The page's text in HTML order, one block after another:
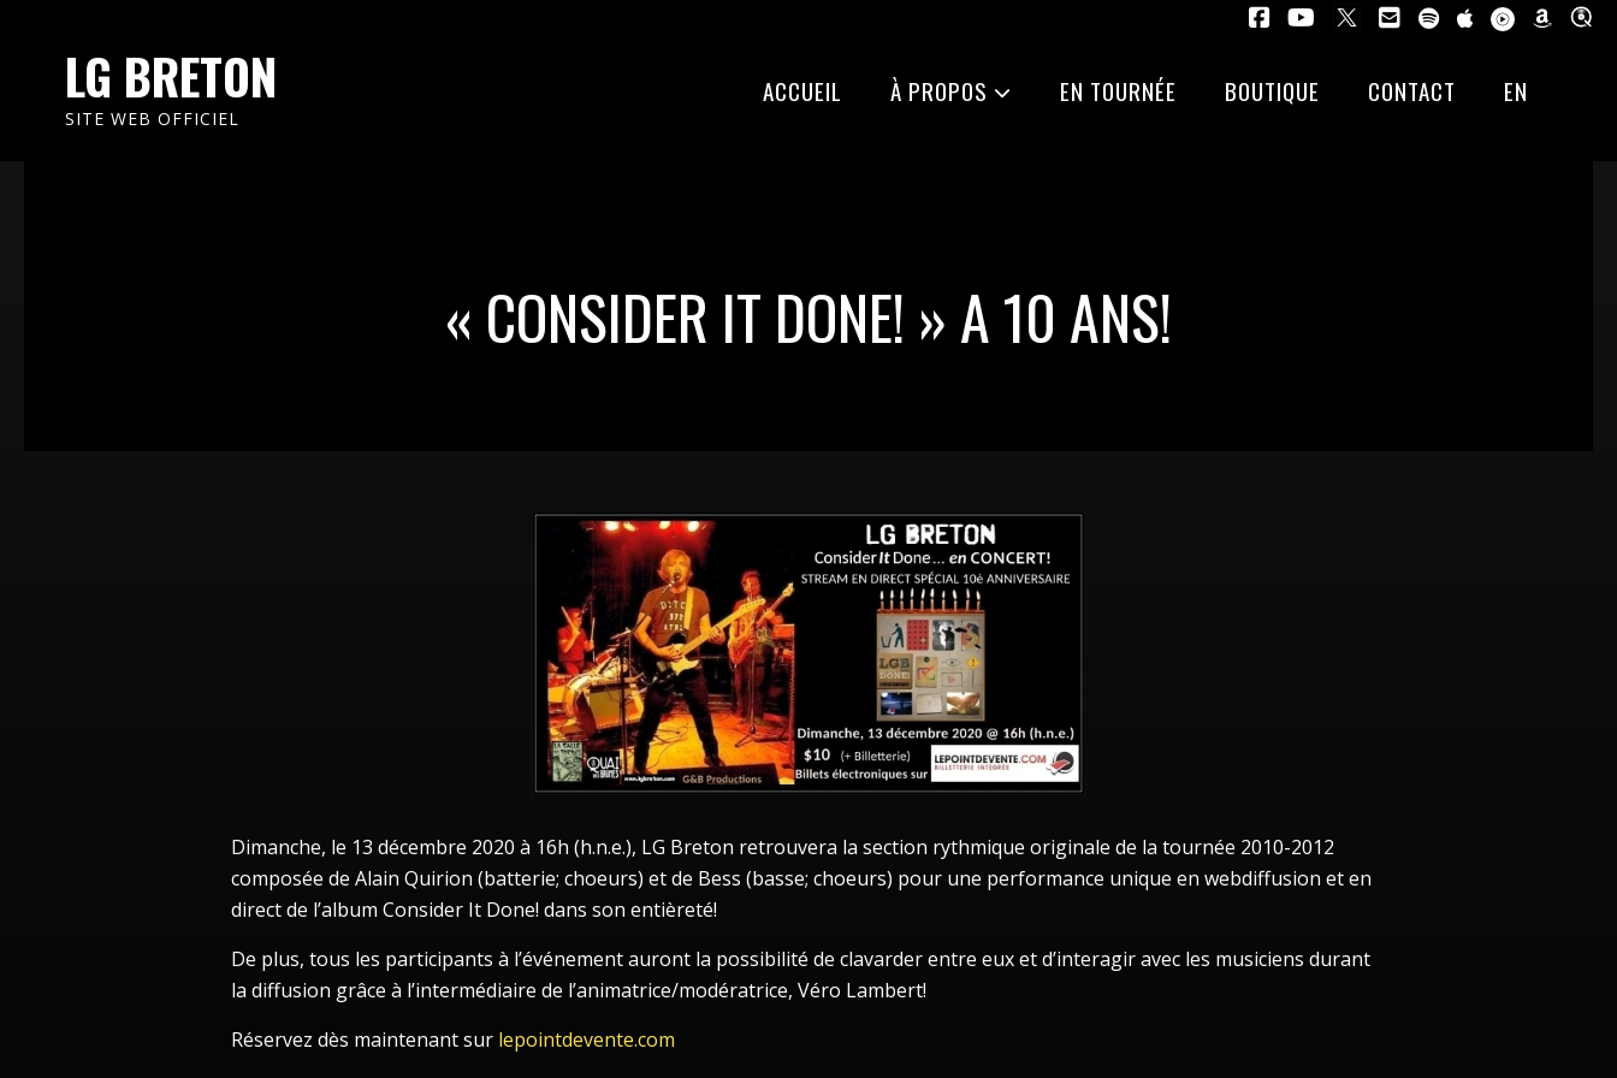
LG BRETON
SITE WEB OFFICIEL
ACCUEIL À PROPOS EN TOURNÉE BOUTIQUE CONTACT EN
« CONSIDER IT DONE! » A 10 ANS!
Dimanche, le 13 décembre 2020 à 16h (h.n.e.), LG Breton retrouvera la section rythmique originale de la tournée 2010-2012
composée de Alain Quirion (batterie; choeurs) et de Bess (basse; choeurs) pour une performance unique en webdiffusion et en
direct de l’album Consider It Done! dans son entièreté!
De plus, tous les participants à l’événement auront la possibilité de clavarder entre eux et d’interagir avec les musiciens durant
la diffusion grâce à l’intermédiaire de l’animatrice/modératrice, Véro Lambert!
Réservez dès maintenant sur lepointdevente.com